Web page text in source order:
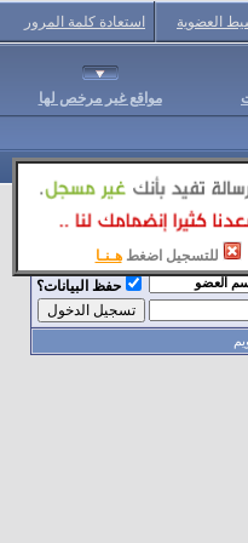
للتسجيل اضغط هـنـا
العضوية استعادة كلمة المرور
مواقع غير مرخص لها
حفظ البيانات؟